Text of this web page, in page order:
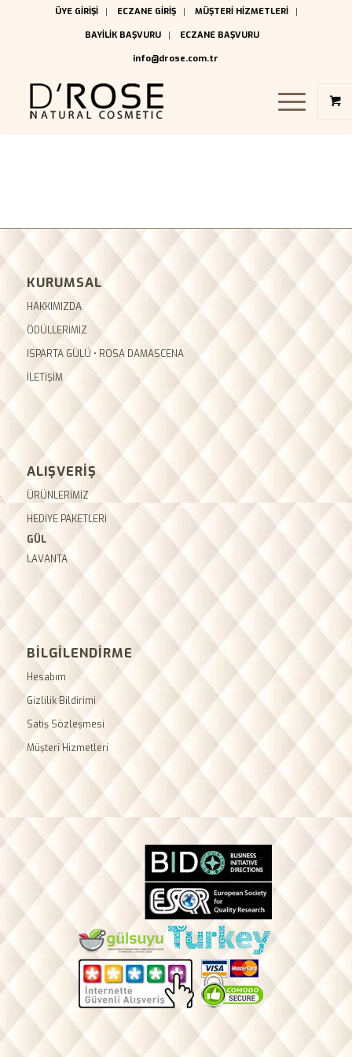
ÜYE GİRİŞİ ECZANE GİRİŞ
MÜŞTERİ HİZMETLERİ
BAYİLİK BAŞVURU
ECZANE BAŞVURU
info@drose.com.tr
KURUMSAL
HAKKIMIZDA
ÖDÜLLERİMİZ
ISPARTA GÜLÜ • ROSA DAMASCENA
İLETİŞİM
ALIŞVERİŞ
ÜRÜNLERİMİZ
HEDİYE PAKETLERİ
GÜL
LAVANTA
BİLGİLENDİRME
Hesabım
Gizlilik Bildirimi
Satış Sözleşmesi
Müşteri Hizmetleri